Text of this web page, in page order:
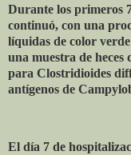
Durante los primeros
continuó, con una
líquidas de color
una muestra de
para Clostridioides
antígenos de
El día 7 de